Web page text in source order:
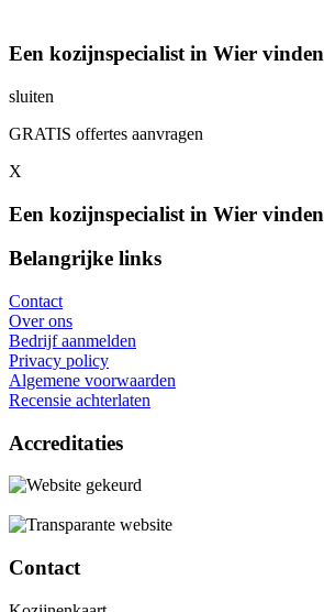
Een kozijnspecialist in Wier vinden
sluiten
GRATIS offertes aanvragen
X
Een kozijnspecialist in Wier vinden
Belangrijke links
Contact
Over ons
Bedrijf aanmelden
Privacy policy
Algemene voorwaarden
Recensie achterlaten
Accreditaties
Contact